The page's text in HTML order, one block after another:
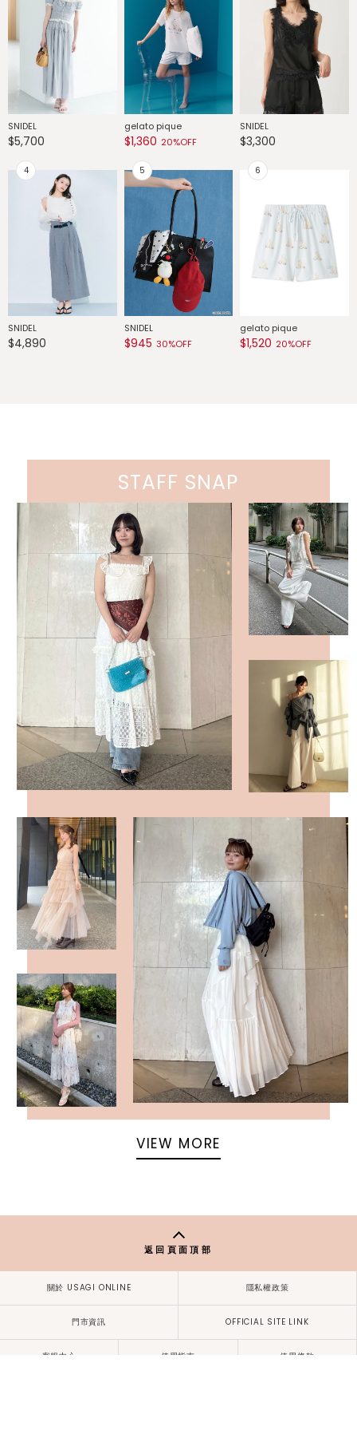
SNIDEL
$5,700
gelato pique
$1,360 20%OFF
SNIDEL
$3,300
SNIDEL
$4,890
SNIDEL
$945 30%OFF
gelato pique
$1,520 20%OFF
STAFF SNAP
VIEW MORE
返回頁面頂部
關於 USAGI ONLINE 隱私權政策
門市資訊 OFFICIAL SITE LINK
客服中心 使用指南 使用條款